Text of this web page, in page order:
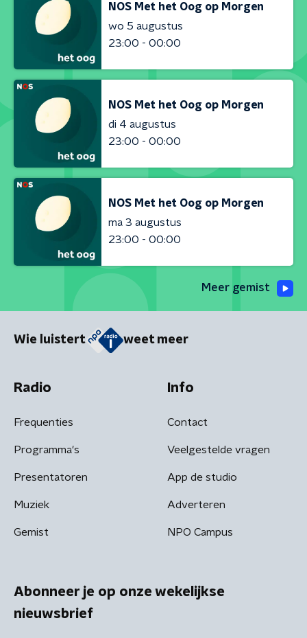
NOS Met het Oog op Morgen
wo 5 augustus
23:00 - 00:00
NOS Met het Oog op Morgen
di 4 augustus
23:00 - 00:00
NOS Met het Oog op Morgen
ma 3 augustus
23:00 - 00:00
Meer gemist
Wie luistert weet meer
Radio
Frequenties
Programma's
Presentatoren
Muziek
Gemist
Info
Contact
Veelgestelde vragen
App de studio
Adverteren
NPO Campus
Abonneer je op onze wekelijkse
nieuwsbrief